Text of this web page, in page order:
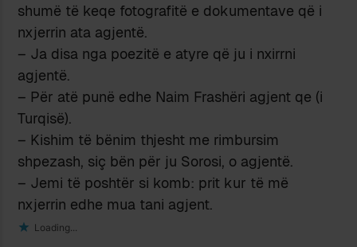
shumë të keqe fotografitë e dokumentave që i
nxjerrin ata agjentë.
– Ja disa nga poezitë e atyre që ju i nxirrni
agjentë.
– Për atë punë edhe Naim Frashëri agjent qe (i
Turqisë).
– Kishim të bënim thjesht me rimbursim
shpezash, siç bën për ju Sorosi, o agjentë.
– Jemi të poshtër si komb: prit kur të më
nxjerrin edhe mua tani agjent.
Loading...